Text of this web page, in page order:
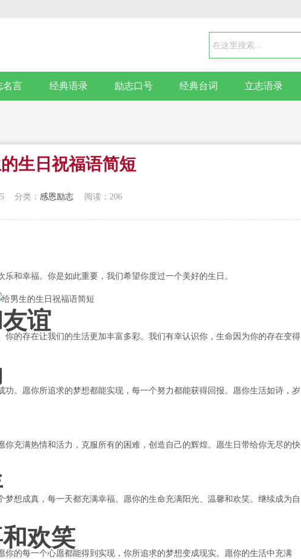
名言 经典语录 励志口号 经典台词 立志语录
生日祝福语简短
分类： 感恩励志 阅读：206
和幸福。你是如此重要，我们希望你度过一个美好的生日。
谊
的存在让我们的生活更加丰富多彩。我们有幸认识你，生命因为你的存在变得
。愿你所追求的梦想都能实现，每一个努力都能获得回报。愿你生活如诗，岁
充满热情和活力，克服所有的困难，创造自己的辉煌。愿生日带给你无尽的快
想成真，每一天都充满幸福。愿你的生命充满阳光、温馨和欢笑。继续成为自
欢笑
的每一个心愿都能得到实现，你所追求的梦想变成现实。愿你的生活中充满